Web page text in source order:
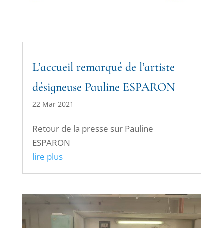
L’accueil remarqué de l’artiste
désigneuse Pauline ESPARON
22 Mar 2021
Retour de la presse sur Pauline
ESPARON
lire plus